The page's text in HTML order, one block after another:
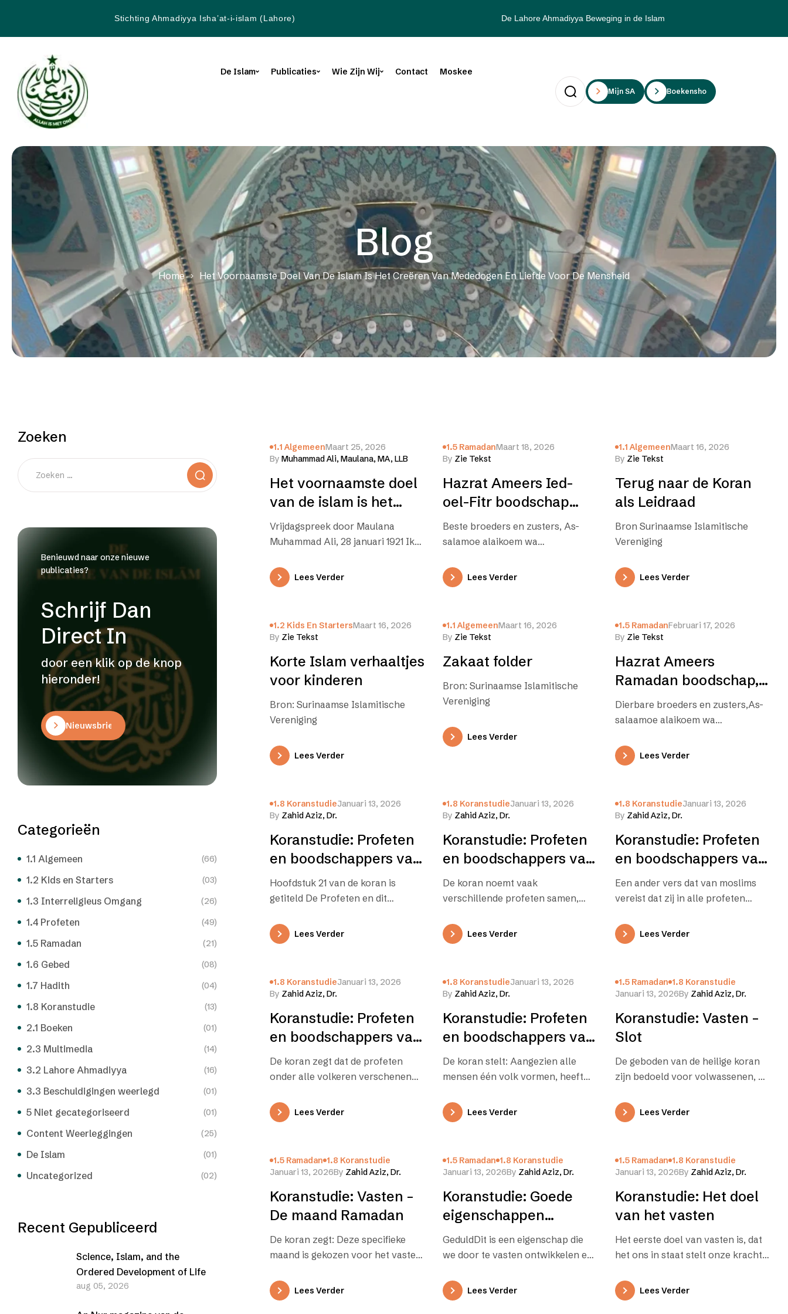
Stichting Ahmadiyya Isha’at-i-islam (Lahore) De Lahore Ahmadiyya Beweging in de Islam
De Islam Publicaties Wie Zijn Wij Contact Moskee
Mijn SAii Boekenshop
Blog
Home Het Voornaamste Doel Van De Islam Is Het Creëren Van Mededogen En Liefde Voor De Mensheid
1.1 AlgemeenMaart 25, 2026
By Muhammad Ali, Maulana, MA, LLB
Het voornaamste doel
van de islam is het
creëren van
mededogen en liefde
Vrijdagspreek door Maulana
Muhammad Ali, 28 januari 1921 Ik
om gediend te worden behalve
Allah,…
Lees Verder
1.5 RamadanMaart 18, 2026
By Zie Tekst
Hazrat Ameers Ied-
oel-Fitr boodschap
(maart 2026)
Beste broeders en zusters, As-
salamoe alaikoem wa
oel-Fitr Moebarak! Nu we het
einde van de Ramadan hebben…
Lees Verder
1.1 AlgemeenMaart 16, 2026
By Zie Tekst
Terug naar de Koran
als Leidraad
Bron Surinaamse Islamitische
Vereniging
Lees Verder
1.2 Kids En StartersMaart 16, 2026
By Zie Tekst
Korte Islam verhaaltjes
voor kinderen
Bron: Surinaamse Islamitische
Vereniging
Lees Verder
1.1 AlgemeenMaart 16, 2026
By Zie Tekst
Zakaat folder
Bron: Surinaamse Islamitische
Vereniging
Lees Verder
1.5 RamadanFebruari 17, 2026
By Zie Tekst
Hazrat Ameers
Ramadan boodschap,
(1447 Hijrah, februari
2026)
Dierbare broeders en zusters,As-
salaamoe alaikoem wa
staan op het punt om de heilige en
gezegende maand…
Lees Verder
1.8 KoranstudieJanuari 13, 2026
By Zahid Aziz, Dr.
Koranstudie: Profeten
en boodschappers van
Allah – zoals de koran
hen vermeldt – 2
Hoofdstuk 21 van de koran is
getiteld De Profeten en dit
verschillende profeten met wat
korte…
Lees Verder
1.8 KoranstudieJanuari 13, 2026
By Zahid Aziz, Dr.
Koranstudie: Profeten
en boodschappers van
Allah – zoals de koran
hen vermeldt
De koran noemt vaak
verschillende profeten samen,
elke profeet, ofwel een langer
verhaal van één…
Lees Verder
1.8 KoranstudieJanuari 13, 2026
By Zahid Aziz, Dr.
Koranstudie: Profeten
en boodschappers van
Allah – moslims
moeten in hen allen
Een ander vers dat van moslims
vereist dat zij in alle profeten
geloven dus in…
Lees Verder
1.8 KoranstudieJanuari 13, 2026
By Zahid Aziz, Dr.
Koranstudie: Profeten
en boodschappers van
Allah – gestuurd onder
alle volken voor
De koran zegt dat de profeten
onder alle volkeren verschenen
Sommigen van deze volken
accepteerden de…
Lees Verder
1.8 KoranstudieJanuari 13, 2026
By Zahid Aziz, Dr.
Koranstudie: Profeten
en boodschappers van
Allah – gestuurd onder
alle volken
De koran stelt: Aangezien alle
mensen één volk vormen, heeft
mensheid geopenbaard. Onder
alle…
Lees Verder
1.5 Ramadan 1.8 Koranstudie
Januari 13, 2026By Zahid Aziz, Dr.
Koranstudie: Vasten –
Slot
De geboden van de heilige koran
zijn bedoeld voor volwassenen, en
Minderjarigen mogen…
Lees Verder
1.5 Ramadan 1.8 Koranstudie
Januari 13, 2026By Zahid Aziz, Dr.
Koranstudie: Vasten –
De maand Ramadan
De koran zegt: Deze specifieke
maand is gekozen voor het vasten,
koran werd…
Lees Verder
1.5 Ramadan 1.8 Koranstudie
Januari 13, 2026By Zahid Aziz, Dr.
Koranstudie: Goede
eigenschappen
kweken
GeduldDit is een eigenschap die
we door te vasten ontwikkelen en
wachten tot het moment dat…
Lees Verder
1.5 Ramadan 1.8 Koranstudie
Januari 13, 2026By Zahid Aziz, Dr.
Koranstudie: Het doel
van het vasten
Het eerste doel van vasten is, dat
het ons in staat stelt onze kracht
en te…Lees Verder
Zoeken
Benieuwd naar onze nieuwe
publicaties?
Schrijf Dan
Direct In
door een klik op de knop
hieronder!
Nieuwsbrief
Categorieën
1.1 Algemeen (66)
1.2 Kids en Starters (03)
1.3 Interreligieus Omgang (26)
1.4 Profeten (49)
1.5 Ramadan (21)
1.6 Gebed (08)
1.7 Hadith (04)
1.8 Koranstudie (13)
2.1 Boeken (01)
2.3 Multimedia (14)
3.2 Lahore Ahmadiyya (16)
3.3 Beschuldigingen weerlegd (01)
5 Niet gecategoriseerd (01)
Content Weerleggingen (25)
De Islam (01)
Uncategorized (02)
Recent Gepubliceerd
Science, Islam, and the
Ordered Development of Life
aug 05, 2026